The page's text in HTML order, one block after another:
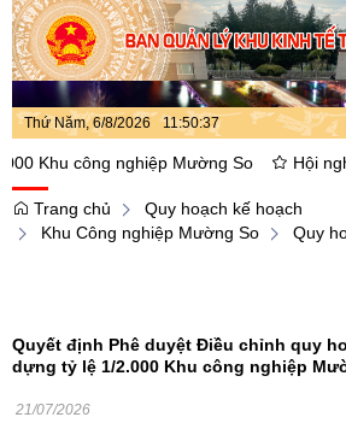
Thứ Năm, 6/8/2026 11:50:38
công nghiệp Mường So Hội nghị
Trang chủ
Quy hoạch kế hoạch
Khu Công nghiệp Mường So
Quy
Quyết định Phê duyệt Điều chỉnh quy
dựng tỷ lệ 1/2.000 Khu công nghiệp
21/07/2026